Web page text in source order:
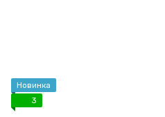
Новинка
3